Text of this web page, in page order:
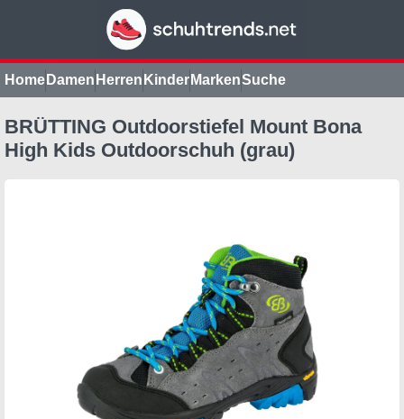
Home Damen Herren Kinder MarkenSuche
BRÜTTING Outdoorstiefel Mount Bona
High Kids Outdoorschuh (grau)